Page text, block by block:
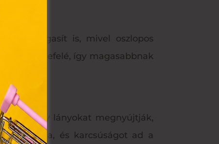
és magasít is, mivel oszlopos
és lefelé, így magasabbnak
alacsony lányokat megnyújtják,
is lefogja, és karcsúságot ad a
Ön